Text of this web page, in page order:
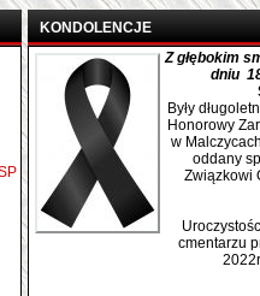
KONDOLENCJE
Z głębokim
dniu
Były
Honorowy
w
oddany
Związkowi
cmentarzu